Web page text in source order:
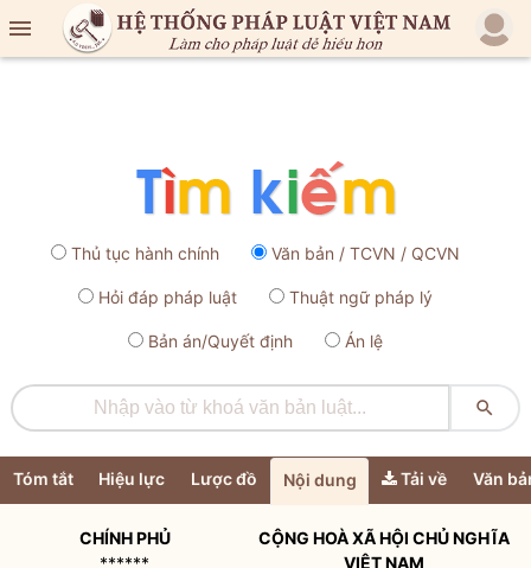

Thủ tục hành chính Văn bản / TCVN / QCVN
Hỏi đáp pháp luật Thuật ngữ pháp lý
Bản án/Quyết định Án lệ

Tóm tắt Hiệu lực Lược đồ Nội dung Tải về Văn
CHÍNH PHỦ
******
CỘNG HOÀ XÃ HỘI CHỦ NGHĨA
VIỆT NAM